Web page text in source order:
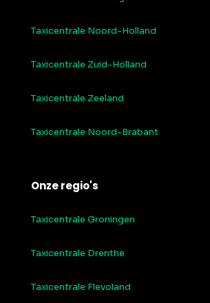
Taxicentrale Noord-Holland
Taxicentrale Zuid-Holland
Taxicentrale Zeeland
Taxicentrale Noord-Brabant
Onze regio's
Taxicentrale Groningen
Taxicentrale Drenthe
Taxicentrale Flevoland